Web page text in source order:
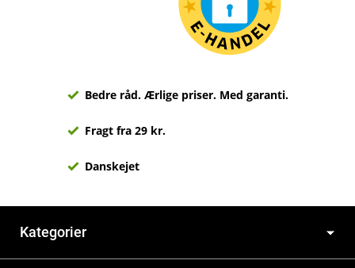
Bedre råd. Ærlige priser. Med garanti.
Fragt fra 29 kr.
Danskejet
Kategorier